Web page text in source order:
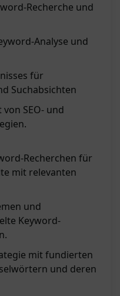
Recherche und
Analyse und
für
Suchabsichten
SEO- und
Recherchen für
mit relevanten
und
Keyword-
mit fundierten
und deren